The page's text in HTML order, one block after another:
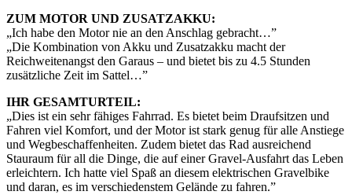
ZUM MOTOR UND ZUSATZAKKU:
„Ich habe den Motor nie an den Anschlag gebracht…”
„Die Kombination von Akku und Zusatzakku macht der
Reichweitenangst den Garaus – und bietet bis zu 4.5 Stunden
zusätzliche Zeit im Sattel…”
IHR GESAMTURTEIL:
„Dies ist ein sehr fähiges Fahrrad. Es bietet beim Draufsitzen und
Fahren viel Komfort, und der Motor ist stark genug für alle Anstiege
und Wegbeschaffenheiten. Zudem bietet das Rad ausreichend
Stauraum für all die Dinge, die auf einer Gravel-Ausfahrt das Leben
erleichtern. Ich hatte viel Spaß an diesem elektrischen Gravelbike
und daran, es im verschiedenstem Gelände zu fahren.”